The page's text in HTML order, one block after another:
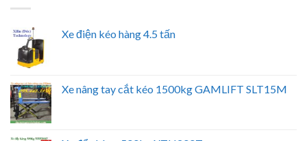
Xe điện kéo hàng 4.5 tấn
Xe nâng tay cắt kéo 1500kg GAMLIFT SLT15M